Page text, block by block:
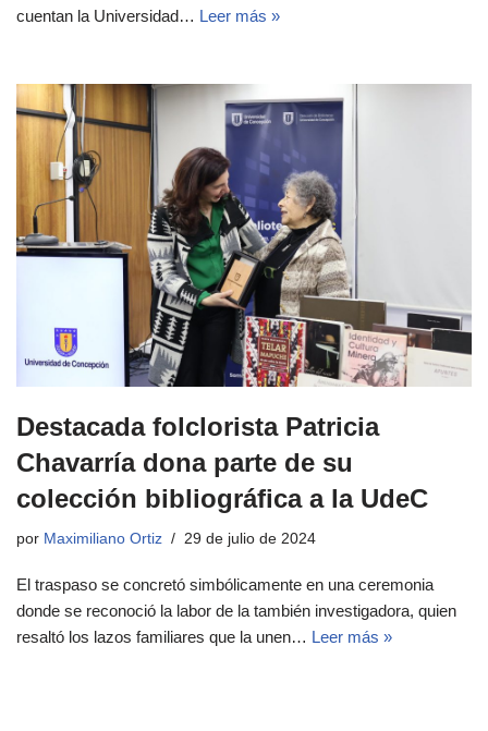
cuentan la Universidad… Leer más »
Destacada folclorista Patricia
Chavarría dona parte de su
colección bibliográfica a la UdeC
por Maximiliano Ortiz 29 de julio de 2024
El traspaso se concretó simbólicamente en una ceremonia
donde se reconoció la labor de la también investigadora, quien
resaltó los lazos familiares que la unen… Leer más »